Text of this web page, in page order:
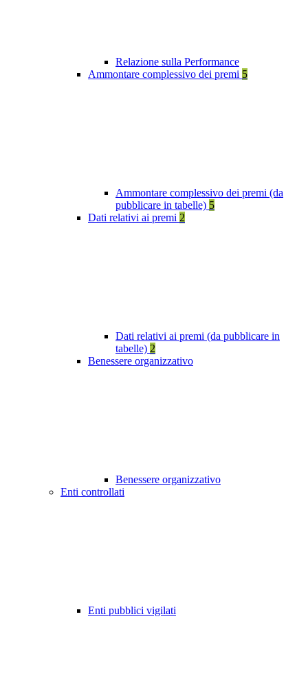
Relazione sulla Performance
Ammontare complessivo dei premi 5
Ammontare complessivo dei premi (da
pubblicare in tabelle) 5
Dati relativi ai premi 2
Dati relativi ai premi (da pubblicare in
tabelle) 2
Benessere organizzativo
Benessere organizzativo
Enti controllati
Enti pubblici vigilati